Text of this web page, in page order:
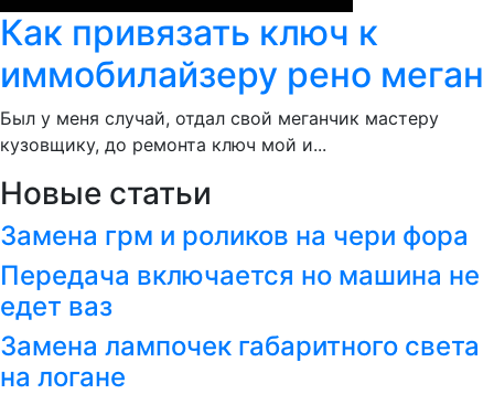
Как привязать ключ к
иммобилайзеру рено меган
Был у меня случай, отдал свой меганчик мастеру
кузовщику, до ремонта ключ мой и...
Новые статьи
Замена грм и роликов на чери фора
Передача включается но машина не
едет ваз
Замена лампочек габаритного света
на логане